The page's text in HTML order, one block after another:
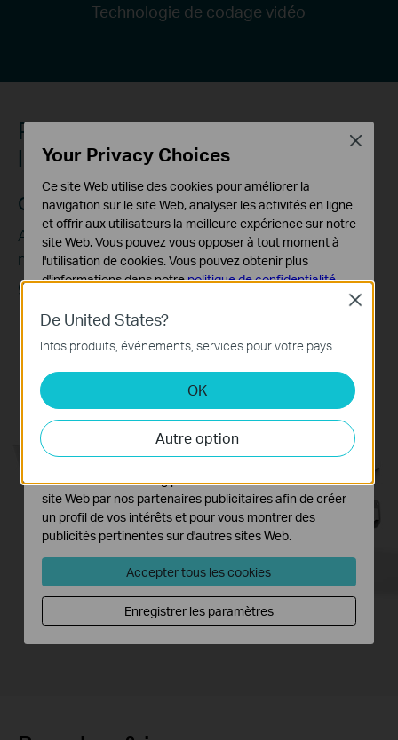
Technologie de codage vidéo
Pas besoin de vérifier de longues
listes de compatibilité.
ONVIF garantit la compatibilité
Ajoutez facilement des IPC de VIGI et d'autres
marques pour établir un réseau puissant et varié
grâce à une compatibilité sans obstacle.△
De United States?
Infos produits, événements, services pour votre pays.
OK
Autre option
Close
Your Privacy Choices
Ce site Web utilise des cookies pour améliorer la
navigation sur le site Web, analyser les activités en ligne
et offrir aux utilisateurs la meilleure expérience sur notre
site Web. Vous pouvez vous opposer à tout moment à
l'utilisation de cookies. Vous pouvez obtenir plus
d'informations dans notrepolitique de confidentialité.
Ces cookies sont nécessaires au fonctionnement du
site Web et ne peuvent pas être désactivés dans vos
Cookies d'analyse et marketing
Les cookies d'analyse nous permettent d'analyser vos
activités sur notre site Web pour améliorer et ajuster les
fonctionnalités de notre site Web.
Les cookies marketing peuvent être définis via notre
site Web par nos partenaires publicitaires afin de créer
un profil de vos intérêts et pour vous montrer des
publicités pertinentes sur d'autres sites Web.
Accepter tous les cookies
Enregistrer les paramètres
Close